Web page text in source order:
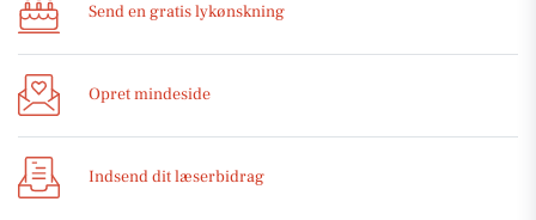
Send en gratis lykønskning
Opret mindeside
Indsend dit læserbidrag